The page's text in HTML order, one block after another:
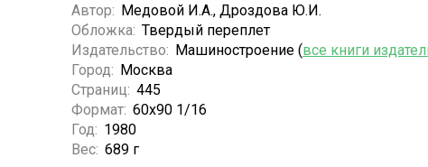
Автор: Медовой И.А., Дроздова Ю.И.
Обложка: Твердый переплет
Издательство: Машиностроение (все книги
Город: Москва
Страниц: 445
Формат: 60х90 1/16
Год: 1980
Вес: 689 г